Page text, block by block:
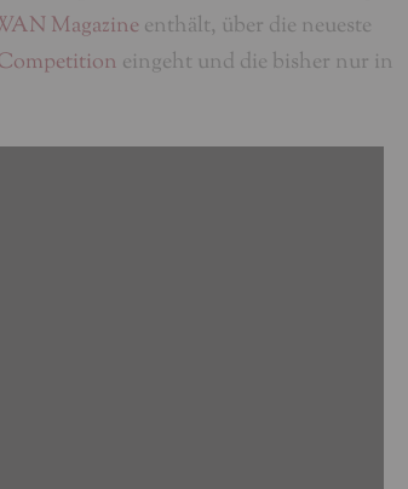
Magazineenthält, über die neueste
eingeht und die bisher nur in